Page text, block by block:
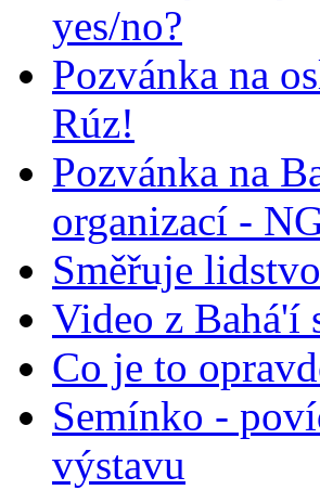
yes/no?
Pozvánka na
Rúz!
Pozvánka na
organizací -
Směřuje
Video z Bahá'í
Co je to
Semínko -
výstavu